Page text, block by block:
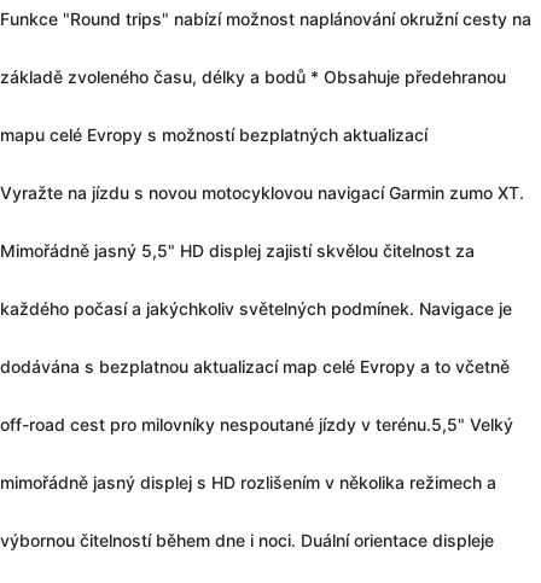
Funkce "Round trips" nabízí možnost naplánování okružní cesty na
základě zvoleného času, délky a bodů * Obsahuje předehranou
mapu celé Evropy s možností bezplatných aktualizací
Vyražte na jízdu s novou motocyklovou navigací Garmin zumo XT.
Mimořádně jasný 5,5" HD displej zajistí skvělou čitelnost za
každého počasí a jakýchkoliv světelných podmínek. Navigace je
dodávána s bezplatnou aktualizací map celé Evropy a to včetně
off-road cest pro milovníky nespoutané jízdy v terénu.5,5" Velký
mimořádně jasný displej s HD rozlišením v několika režimech a
výbornou čitelností během dne i noci. Duální orientace displeje